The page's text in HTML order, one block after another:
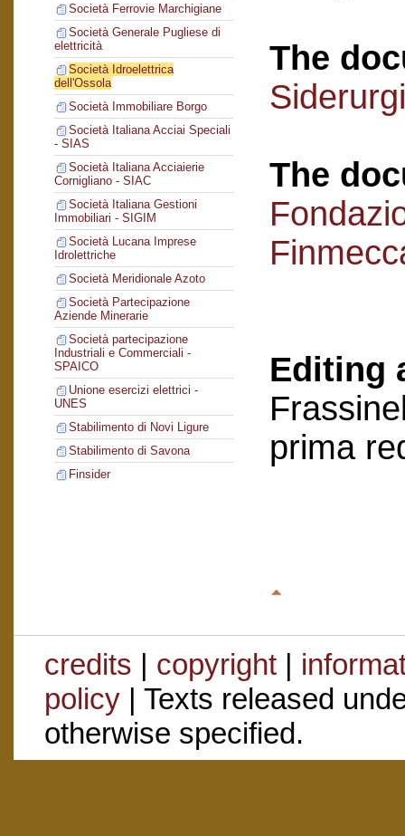
Società Ferrovie Marchigiane
Società Generale Pugliese di
elettricità
Società Idroelettrica
dell'Ossola
Società Immobiliare Borgo
Società Italiana Acciai Speciali
- SIAS
Società Italiana Acciaierie
Cornigliano - SIAC
Società Italiana Gestioni
Immobiliari - SIGIM
Società Lucana Imprese
Idrolettriche
Società Meridionale Azoto
Società Partecipazione
Aziende Minerarie
Società partecipazione
Industriali e Commerciali -
SPAICO
Unione esercizi elettrici -
UNES
Stabilimento di Novi Ligure
Stabilimento di Savona
Finsider
The
The
Editing
prima
credits | copyright|
policy| Texts released
otherwise specified.